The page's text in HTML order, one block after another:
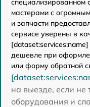
специализированном
мастерами с
и запчасти
сервисе уверены в
дешевле при
или форму обратной
на выезде, если не
оборудования и